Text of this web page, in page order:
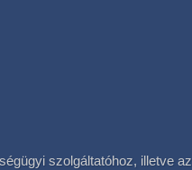
szolgáltatóhoz, illetve az